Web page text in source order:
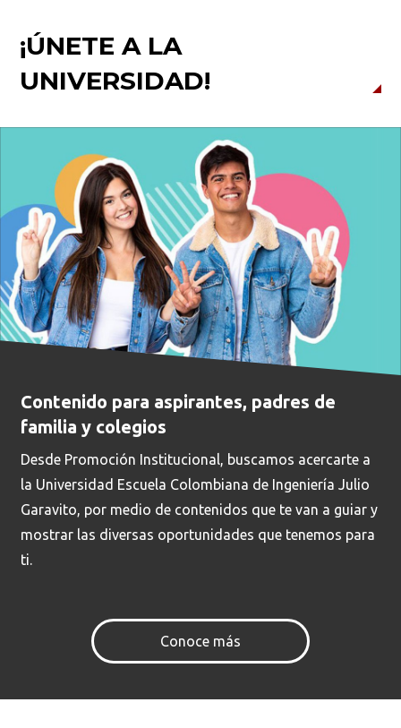
¡ÚNETE A LA
UNIVERSIDAD!
Contenido para aspirantes, padres de
familia y colegios
Desde Promoción Institucional, buscamos acercarte a
la Universidad Escuela Colombiana de Ingeniería Julio
Garavito, por medio de contenidos que te van a guiar y
mostrar las diversas oportunidades que tenemos para
ti.
Conoce más
Buscar en: *